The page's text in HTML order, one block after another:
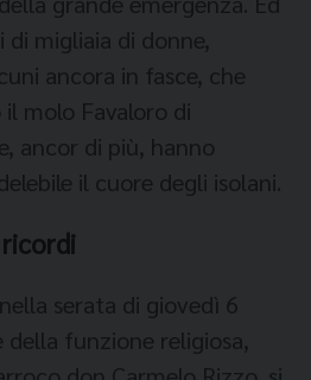
migliaia di donne,
ancora in fasce, che
molo Favaloro di
ancor di più, hanno
il cuore degli isolani.
serata di giovedì 6
funzione religiosa,